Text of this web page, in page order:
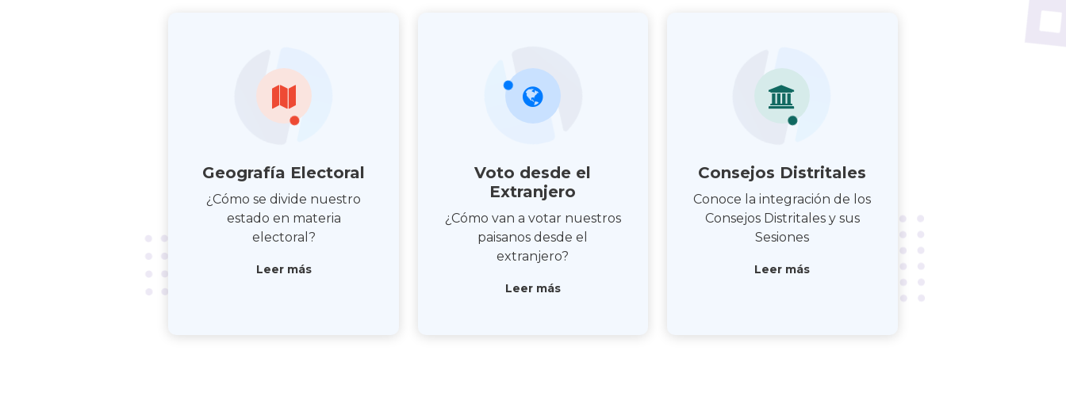
Geografía Electoral
¿Cómo se divide nuestro
estado en materia
electoral?
Leer más
Voto desde el
Extranjero
¿Cómo van a votar nuestros
paisanos desde el
extranjero?
Leer más
Consejos Distritales
Conoce la integración de los
Consejos Distritales y sus
Sesiones
Leer más